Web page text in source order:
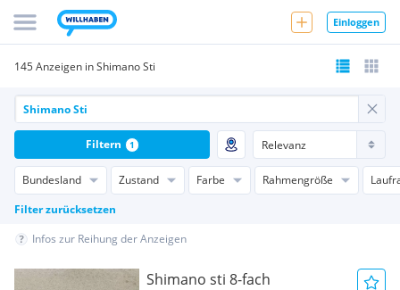
Einloggen
145 Anzeigen in Shimano Sti
Bundesland Zustand Farbe Rahmengröße
Filter zurücksetzen
Filtern 1
Infos zur Reihung der Anzeigen
Shimano sti 8-fach